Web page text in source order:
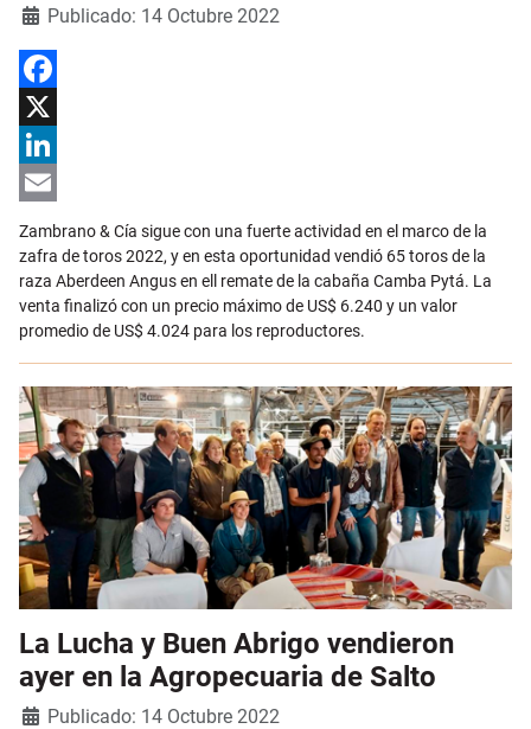
DetallesPublicado: 14 Octubre 2022
Facebook
X
LinkedIn
Email
Zambrano & Cía sigue con una fuerte actividad en el marco de la
zafra de toros 2022, y en esta oportunidad vendió 65 toros de la
raza Aberdeen Angus en ell remate de la cabaña Camba Pytá. La
venta finalizó con un precio máximo de US$ 6.240 y un valor
promedio de US$ 4.024 para los reproductores.
La Lucha y Buen Abrigo vendieron
ayer en la Agropecuaria de Salto
Detalles
Publicado: 14 Octubre 2022